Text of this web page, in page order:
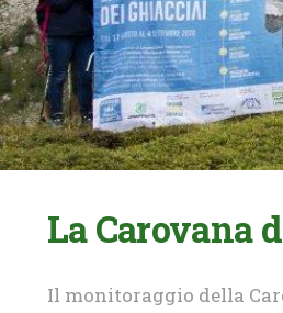
La Carovana
Il monitoraggio della
Email